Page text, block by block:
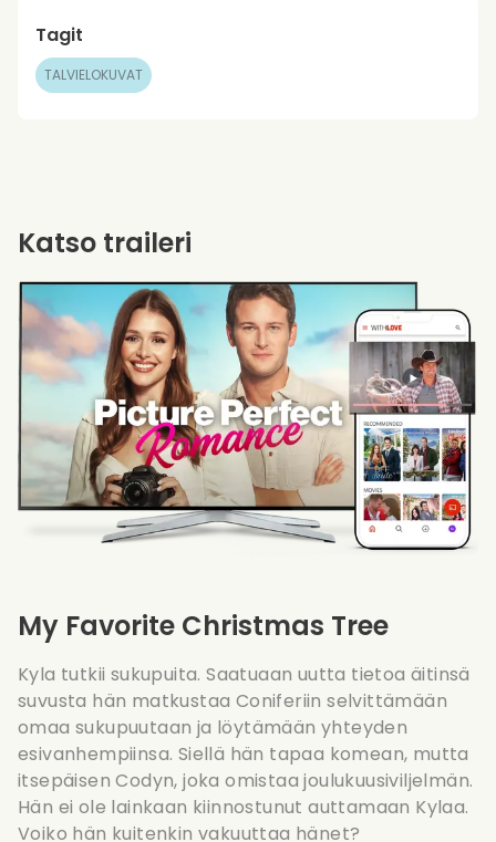
Tagit
TALVIELOKUVAT
My Favorite Christmas Tree
Kyla tutkii sukupuita. Saatuaan uutta tietoa äitinsä
suvusta hän matkustaa Coniferiin selvittämään
omaa sukupuutaan ja löytämään yhteyden
esivanhempiinsa. Siellä hän tapaa komean, mutta
itsepäisen Codyn, joka omistaa joulukuusiviljelmän.
Hän ei ole lainkaan kiinnostunut auttamaan Kylaa.
Voiko hän kuitenkin vakuuttaa hänet?
Katso traileri